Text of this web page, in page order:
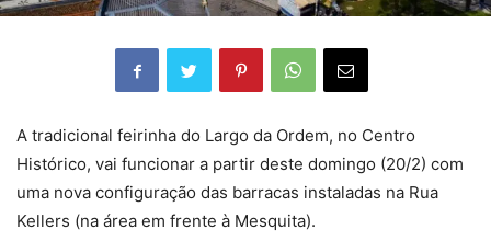
A tradicional feirinha do Largo da Ordem, no Centro
Histórico, vai funcionar a partir deste domingo (20/2) com
uma nova configuração das barracas instaladas na Rua
Kellers (na área em frente à Mesquita).